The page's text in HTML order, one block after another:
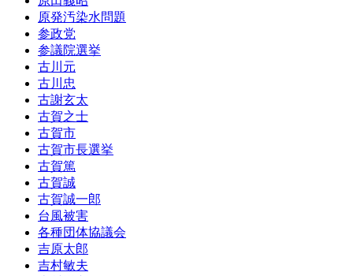
原発汚染水問題
参政党
参議院選挙
古川元
古川忠
古謝玄太
古賀之士
古賀市
古賀市長選挙
古賀篤
古賀誠
古賀誠一郎
台風被害
各種団体協議会
吉原太郎
吉村敏夫